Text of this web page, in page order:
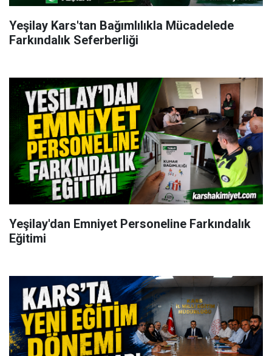
Yeşilay Kars'tan Bağımlılıkla Mücadelede
Farkındalık Seferberliği
Yeşilay'dan Emniyet Personeline Farkındalık
Eğitimi